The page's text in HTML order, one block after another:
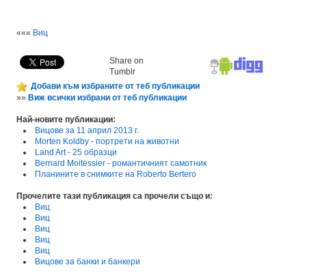
««« Виц
Share on
Tumblr
Добави към избраните от теб публикации
»» Виж всички избрани от теб публикации
Най-новите публикации:
Вицове за 11 април 2013 г.
Morten Koldby - портрети на животни
Land Art - 25 образци
Bernard Moitessier - романтичният самотник
Планините в снимките на Roberto Bertero
Прочелите тази публикация са прочели също и:
Виц
Виц
Виц
Виц
Виц
Вицове за банки и банкери